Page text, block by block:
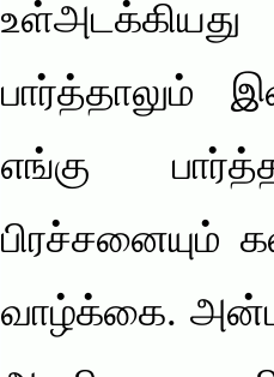
உள்அடக்கியது
பார்த்தாலும்
எங்கு
பிரச்சனையும்
வாழ்க்கை.